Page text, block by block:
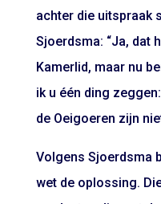
achter die uitspraak
Sjoerdsma: “Ja, dat
Kamerlid, maar nu
ik u één ding
de Oeigoeren zijn
Volgens Sjoerdsma
wet de oplossing.